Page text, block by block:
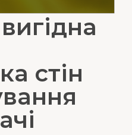
стін